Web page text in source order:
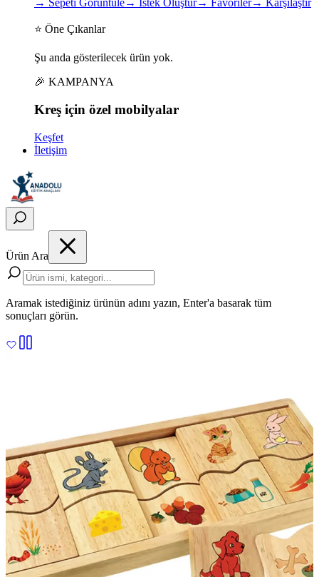
→ Sepeti Görüntüle→ İstek Oluştur→ Favoriler→ Karşılaştır
⭐ Öne Çıkanlar
Şu anda gösterilecek ürün yok.
🎉 KAMPANYA
Kreş için özel mobilyalar
Keşfet
İletişim
Ürün Ara
Aramak istediğiniz ürünün adını yazın, Enter'a basarak tüm
sonuçları görün.